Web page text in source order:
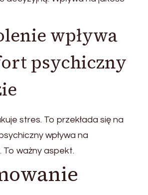
wpływa
psychiczny
stres. To przekłada się na
wpływa na
ważny aspekt.